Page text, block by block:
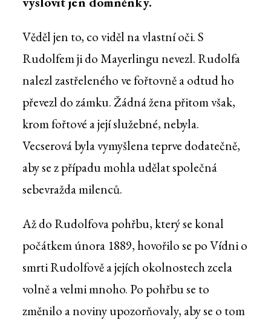
Věděl jen to, co viděl na vlastní oči. S
Rudolfem ji do Mayerlingu nevezl. Rudolfa
nalezl zastřeleného ve fořtovně a odtud ho
převezl do zámku. Žádná žena přitom však,
krom fořtové a její služebné, nebyla.
Vecserová byla vymyšlena teprve dodatečně,
aby se z případu mohla udělat společná
sebevražda milenců.
Až do Rudolfova pohřbu, který se konal
počátkem února 1889, hovořilo se po Vídni o
smrti Rudolfově a jejích okolnostech zcela
volně a velmi mnoho. Po pohřbu se to
změnilo a noviny upozorňovaly, aby se o tom